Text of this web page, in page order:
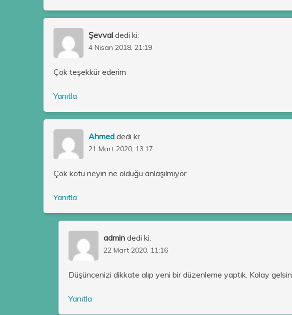
Şevval dedi ki:
4 Nisan 2018, 21:19
Çok teşekkür ederim
Yanıtla
Ahmed dedi ki:
21 Mart 2020, 13:17
Çok kötü neyin ne olduğu anlaşılmıyor
Yanıtla
admin dedi ki:
22 Mart 2020, 11:16
Düşüncenizi dikkate alıp yeni bir düzenleme yaptık. Kolay gelsin.
Yanıtla